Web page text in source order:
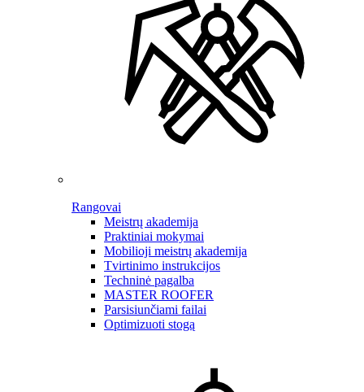
Rangovai
Meistrų akademija
Praktiniai mokymai
Mobilioji meistrų akademija
Tvirtinimo instrukcijos
Techninė pagalba
MASTER ROOFER
Parsisiunčiami failai
Optimizuoti stogą